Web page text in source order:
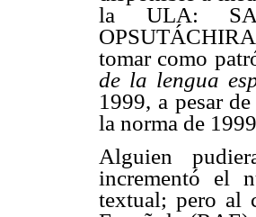
la ULA:
tomar como
de la lengua
1999, a pesar
la norma de
Alguien
incrementó el
textual; pero al